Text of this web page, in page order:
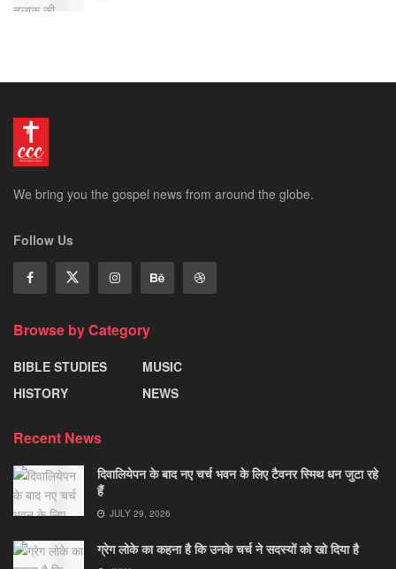
We bring you the gospel news from around the globe.
Follow Us
Browse by Category
BIBLE STUDIES
HISTORY
MUSIC
NEWS
Recent News
दिवालियेपन के बाद नए चर्च भवन के लिए टैवनर स्मिथ धन जुटा रहे
हैं
JULY 29, 2026
ग्रेग लोके का कहना है कि उनके चर्च ने सदस्यों को खो दिया है